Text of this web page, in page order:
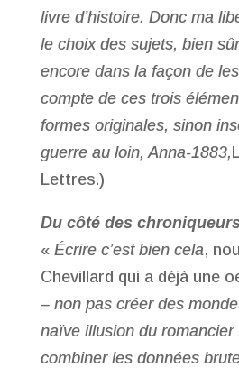
livre d’histoire. Donc ma
le choix des sujets, bien
encore dans la façon de
compte de ces trois
formes originales, sinon
guerre au loin, Anna-1883,
Lettres.)
Du côté des
« Écrire c’est bien cela,
Chevillard qui a déjà une
– non pas créer des
naïve illusion du romancier
combiner les données